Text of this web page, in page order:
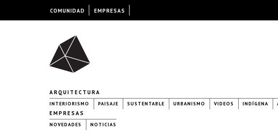
ARQUITECTURA
INTERIORISMO PAISAJE SUSTENTABLE URBANISMO VIDEOS INDÍGENA
EMPRESAS
NOVEDADES NOTICIAS
COMUNIDAD EMPRESAS